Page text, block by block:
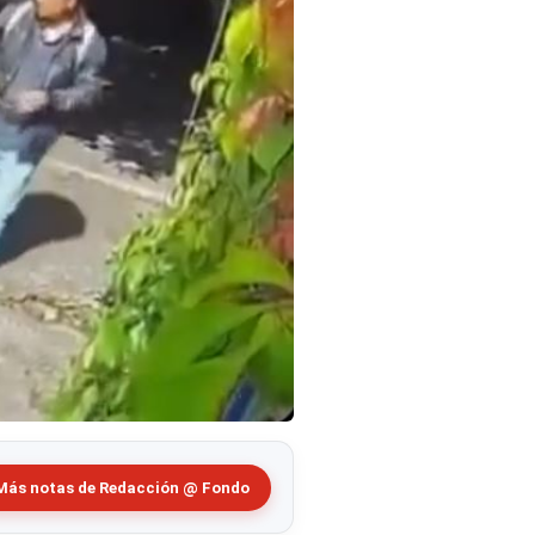
notas de Redacción @ Fondo